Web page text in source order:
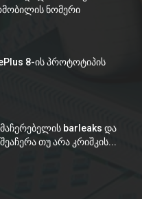
ნომერი
8-ის პროტოტიპის
barleaks და
თუ არა კრიშკის...